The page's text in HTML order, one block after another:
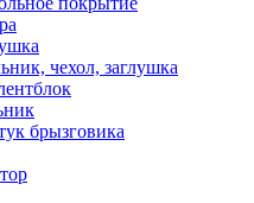
чехол, заглушка
брызговика